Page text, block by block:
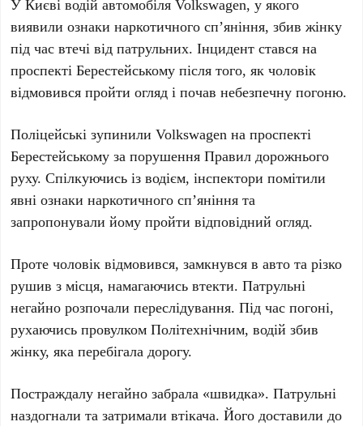
У Києві водій автомобіляVolkswagen, у якого
виявили ознаки наркотичного сп’яніння, збив жінку
під час втечі від патрульних. Інцидент стався на
проспекті Берестейському після того, як чоловік
відмовився пройти огляд і почав небезпечну погоню.
Поліцейські зупинилиVolkswagen напроспекті
Берестейському за порушення Правил дорожнього
руху. Спілкуючись із водієм, інспектори помітили
явні ознаки наркотичного сп’яніння та
запропонували йому пройти відповідний огляд.
Проте чоловік відмовився, замкнувся в авто та різко
рушив з місця, намагаючись втекти. Патрульні
негайно розпочали переслідування. Під час погоні,
рухаючисьпровулком Політехнічним, водій збив
жінку, яка перебігала дорогу.
Постраждалу негайно забрала «швидка». Патрульні
наздогнали та затримали втікача. Його доставили до